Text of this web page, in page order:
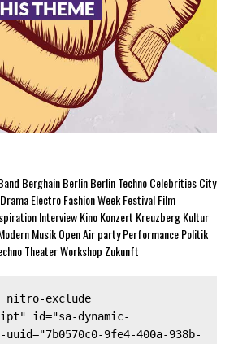
BerghainBerlinBerlin TechnoCelebritiesCity
DramaElectroFashion WeekFestivalFilm
InterviewKinoKonzert KreuzbergKultur
MusikOpen AirpartyPerformancePolitik
TheaterWorkshop Zukunft
nitro-exclude
id="sa-dynamic-
9fe4-400a-938b-